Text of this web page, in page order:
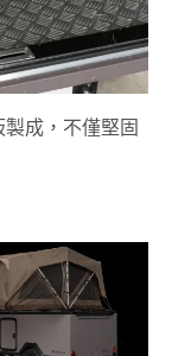
成，不僅堅固